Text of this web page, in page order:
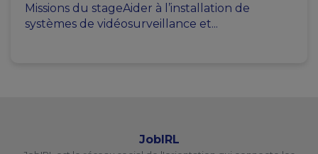
Missions du stageAider à l’installation de
systèmes de vidéosurveillance et...
JobIRL